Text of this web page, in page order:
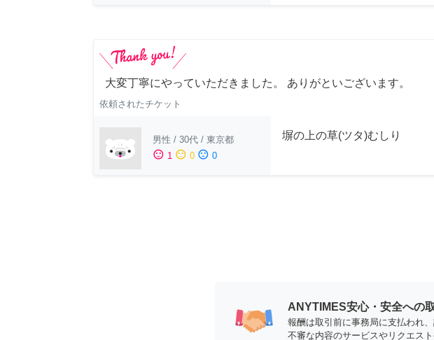
大変丁寧にやっていただきました。 ありがといございます。
依頼されたチケット
男性 / 30代 / 東京都
sentiment_satisfied 1 sentiment_neutral 0 sentiment_dissatisfied 0
塀の上の草(ツタ)むしり
ANYTIMES安心・安全への
報酬は取引前に事務局に支払われ
不審な内容のサービスやリクエス